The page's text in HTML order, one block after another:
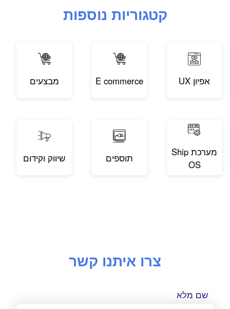
קטגוריות נוספות
שיווק וקידום תוספים
מערכת Ship
OS
אפיון UX E commerce מבצעים
צרו איתנו קשר
שם מלא